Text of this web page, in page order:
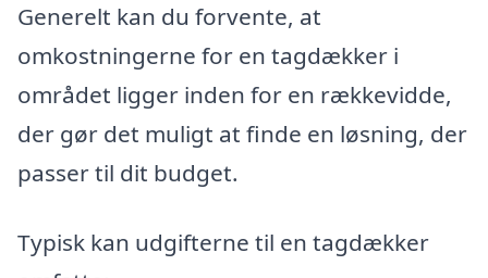
Generelt kan du forvente, at
omkostningerne for en tagdækker i
området ligger inden for en rækkevidde,
der gør det muligt at finde en løsning, der
passer til dit budget.
Typisk kan udgifterne til en tagdækker